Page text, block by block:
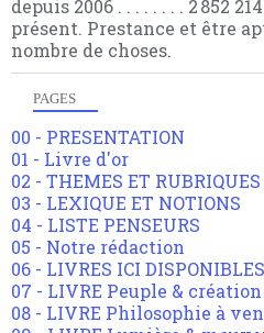
depuis 2006 . . . . . . . . 2 852
présent. Prestance et être
nombre de choses.
PAGES
00 - PRESENTATION
01 - Livre d'or
02 - THEMES ET RUBRIQUES
03 - LEXIQUE ET NOTIONS
04 - LISTE PENSEURS
05 - Notre rédaction
06 - LIVRES ICI DISPONIBLES
07 - LIVRE Peuple & création
08 - LIVRE Philosophie à